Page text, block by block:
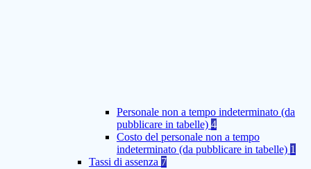
Personale non a tempo indeterminato (da
pubblicare in tabelle) 4
Costo del personale non a tempo
indeterminato (da pubblicare in tabelle) 1
Tassi di assenza 7